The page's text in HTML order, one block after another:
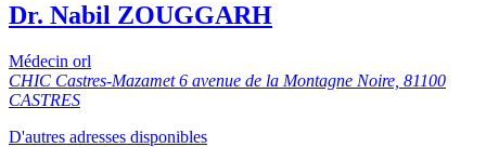
Dr. Nabil ZOUGGARH
Médecin orl
CHIC Castres-Mazamet 6 avenue de la Montagne Noire, 81100
CASTRES
D'autres adresses disponibles